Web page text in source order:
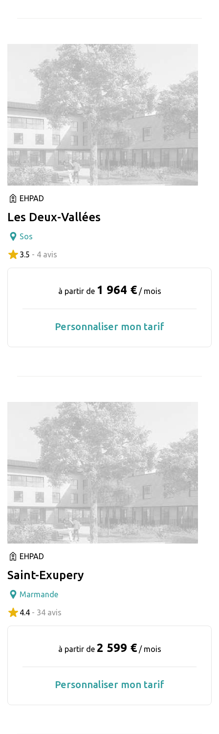
EHPAD
Les Deux-Vallées
Sos
3.5 - 4 avis
à partir de 1 964 € / mois
Personnaliser mon tarif
EHPAD
Saint-Exupery
Marmande
4.4 - 34 avis
à partir de 2 599 € / mois
Personnaliser mon tarif